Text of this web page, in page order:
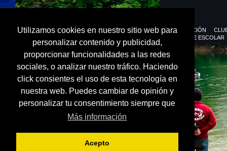
Utilizamos cookies en nuestro sitio web para
personalizar contenido y publicidad,
proporcionar funcionalidades a las redes
sociales, o analizar nuestro tráfico. Haciendo
click consientes el uso de esta tecnología en
nuestra web. Puedes cambiar de opinión y
personalizar tu consentimiento siempre que
Más información
Acepto
FEDERACIÓN
DEPORTE ESCOLAR